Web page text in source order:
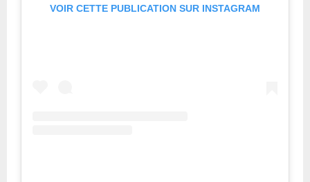
VOIR CETTE PUBLICATION SUR INSTAGRAM